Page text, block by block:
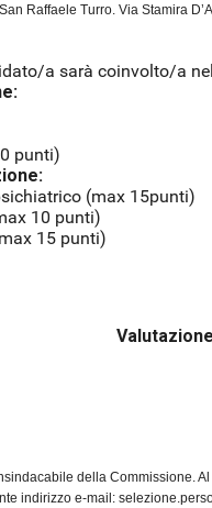
Raffaele Turro. Via Stamira
a sarà coinvolto/a
punti)
(max 15punti)
10 punti)
15 punti)
della
indirizzo e-mail: